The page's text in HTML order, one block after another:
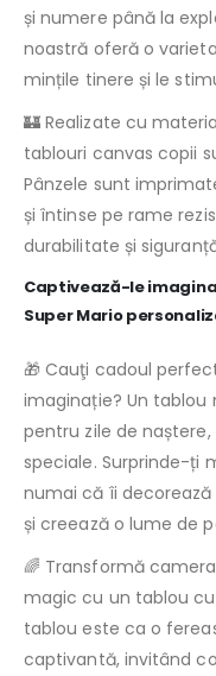
și numere până la
noastră oferă o
mințile tinere și le
🏰 Realizate cu
tablouri canvas copii
Pânzele sunt
și întinse pe rame
durabilitate și
Captivează-le
Super Mario
🎁 Cauţi cadoul
imaginație? Un
pentru zile de
speciale. Surprinde-ți
numai că îi
și creează o lume de
🌈 Transformă
magic cu un tablou cu
tablou este ca o
captivantă, invitând